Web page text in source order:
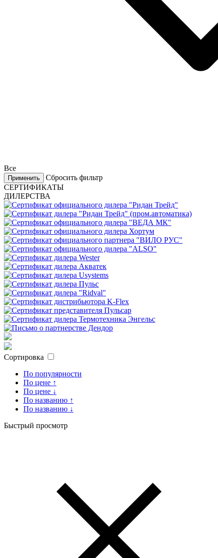
Все
Применить
Сбросить фильтр
СЕРТИФИКАТЫ
ДИЛЕРСТВА
Сортировка
По популярности
По цене ↑
По цене ↓
По названию ↑
По названию ↓
Быстрый просмотр